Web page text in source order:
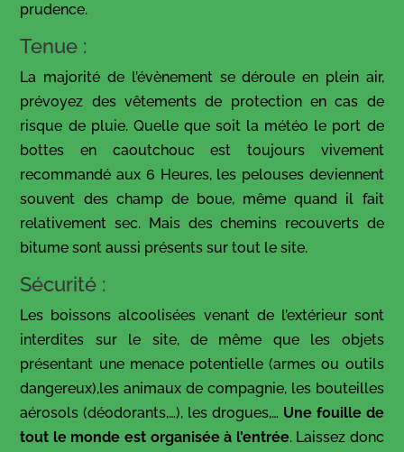
prudence.
Tenue :
La majorité de l’évènement se déroule en plein air,
prévoyez des vêtements de protection en cas de
risque de pluie. Quelle que soit la météo le port de
bottes en caoutchouc est toujours vivement
recommandé aux 6 Heures, les pelouses deviennent
souvent des champ de boue, même quand il fait
relativement sec. Mais des chemins recouverts de
bitume sont aussi présents sur tout le site.
Sécurité :
Les boissons alcoolisées venant de l’extérieur sont
interdites sur le site, de même que les objets
présentant une menace potentielle (armes ou outils
dangereux),les animaux de compagnie, les bouteilles
aérosols (déodorants,…), les drogues,… Une fouille de
tout le monde est organisée à l’entrée. Laissez donc